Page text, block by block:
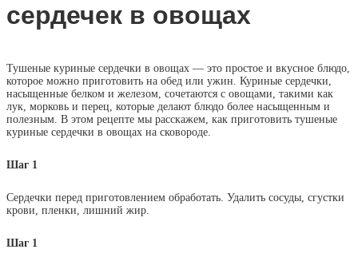
сердечек в овощах
Тушеные куриные сердечки в овощах — это простое и вкусное блюдо,
которое можно приготовить на обед или ужин. Куриные сердечки,
насыщенные белком и железом, сочетаются с овощами, такими как
лук, морковь и перец, которые делают блюдо более насыщенным и
полезным. В этом рецепте мы расскажем, как приготовить тушеные
куриные сердечки в овощах на сковороде.
Шаг 1
Сердечки перед приготовлением обработать. Удалить сосуды, сгустки
крови, пленки, лишний жир.
Шаг 1